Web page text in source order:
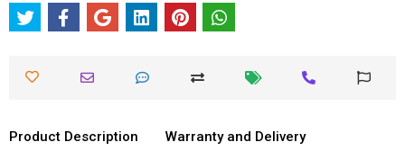
Product Description Warranty and Delivery